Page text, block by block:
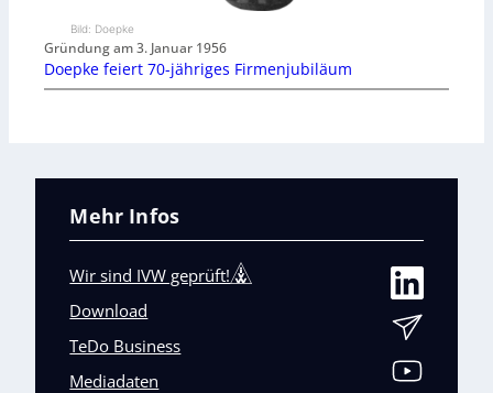
Bild: Doepke
Gründung am 3. Januar 1956
Doepke feiert 70-jähriges Firmenjubiläum
Mehr Infos
Wir sind IVW geprüft!
Download
TeDo Business
Mediadaten